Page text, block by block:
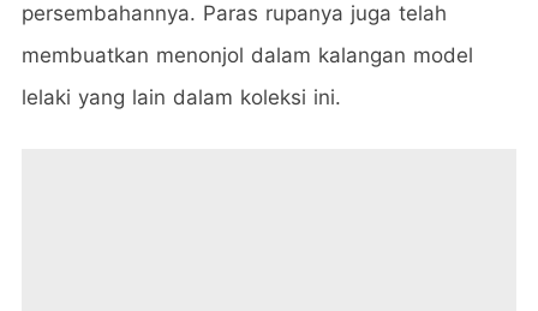
persembahannya. Paras rupanya juga telah
membuatkan menonjol dalam kalangan model
lelaki yang lain dalam koleksi ini.